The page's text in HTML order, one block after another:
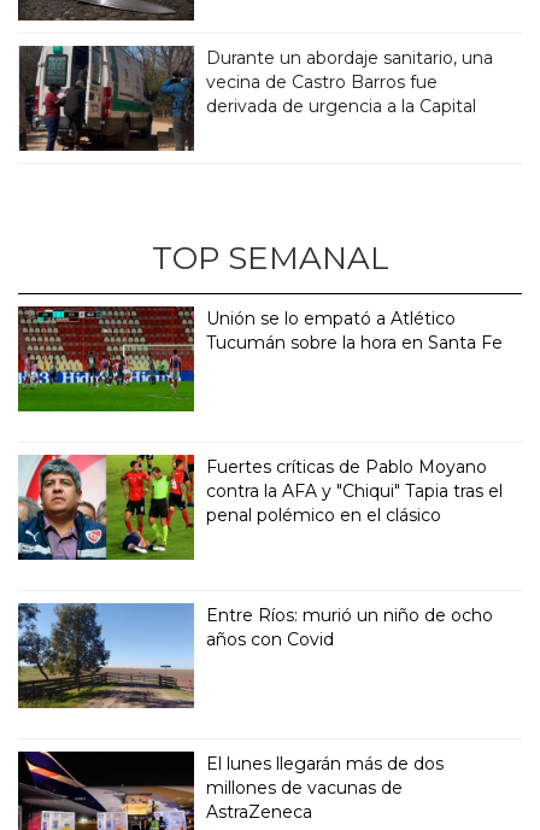
Durante un abordaje sanitario, una
vecina de Castro Barros fue
derivada de urgencia a la Capital
TOP SEMANAL
Unión se lo empató a Atlético
Tucumán sobre la hora en Santa Fe
Fuertes críticas de Pablo Moyano
contra la AFA y "Chiqui" Tapia tras el
penal polémico en el clásico
Entre Ríos: murió un niño de ocho
años con Covid
El lunes llegarán más de dos
millones de vacunas de
AstraZeneca